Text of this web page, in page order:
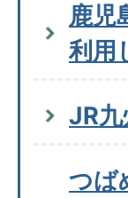
鹿児
利用
JR
つば